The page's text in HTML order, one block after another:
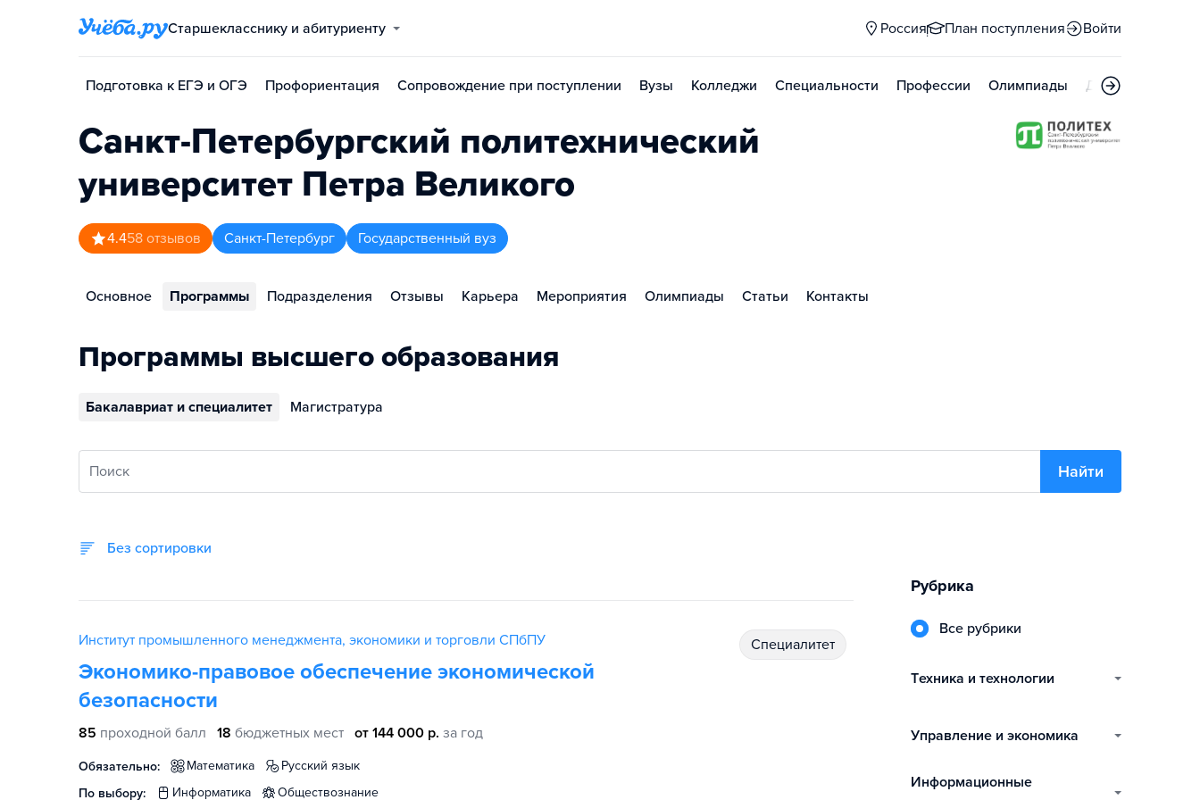
Старшекласснику и абитуриенту Россия План поступления Войти
Подготовка к ЕГЭ и ОГЭ Профориентация Сопровождение при поступлении Вузы Колледжи Специальности Профессии Олимпиады Дни открытых
Санкт-Петербургский политехнический
университет Петра Великого
4.458 отзывов Санкт-Петербург Государственный вуз
Основное Программы Подразделения Отзывы Карьера Мероприятия Олимпиады Статьи Контакты
Программы высшего образования
Бакалавриат и специалитет Магистратура
Поиск Найти
Без сортировки
Институт промышленного менеджмента, экономики и торговли СПбПУ
Экономико-правовое обеспечение экономической
безопасности
85 проходной балл 18 бюджетных мест от 144 000 р. за год
Обязательно: математика
русский язык
По выбору:
информатика обществознание
специалитет
Рубрика
Все рубрики
техника и технологии
управление и экономика
информационные